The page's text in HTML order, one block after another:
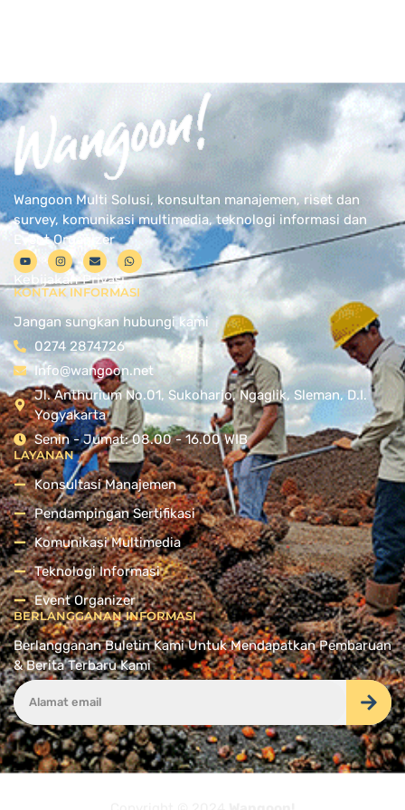
Wangoon Multi Solusi, konsultan manajemen, riset dan
survey, komunikasi multimedia, teknologi informasi dan
Event Organizer
Kebijakan Privasi
KONTAK INFORMASI
Jangan sungkan hubungi kami
0274 2874726
Info@wangoon.net
Jl. Anthurium No.01, Sukoharjo, Ngaglik, Sleman, D.I.
Yogyakarta
Senin - Jumat: 08.00 - 16.00 WIB
LAYANAN
Konsultasi Manajemen
Pendampingan Sertifikasi
Komunikasi Multimedia
Teknologi Informasi
Event Organizer
BERLANGGANAN INFORMASI
Berlangganan Buletin Kami Untuk Mendapatkan Pembaruan
& Berita Terbaru Kami